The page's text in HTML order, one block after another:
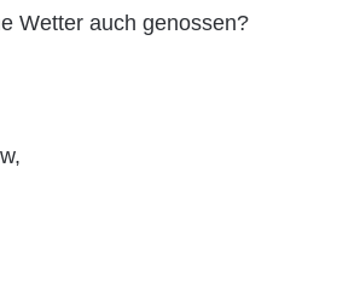
Wetter auch genossen?